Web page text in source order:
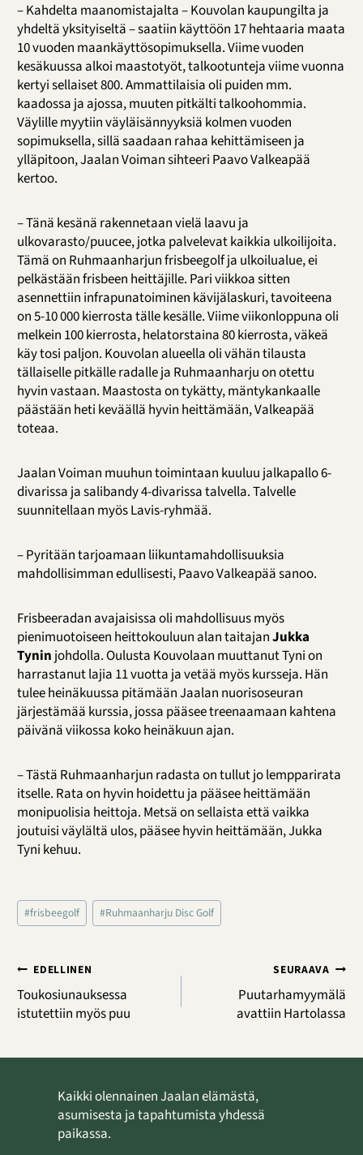
– Kahdelta maanomistajalta – Kouvolan kaupungilta ja
yhdeltä yksityiseltä – saatiin käyttöön 17 hehtaaria maata
10 vuoden maankäyttösopimuksella. Viime vuoden
kesäkuussa alkoi maastotyöt, talkootunteja viime vuonna
kertyi sellaiset 800. Ammattilaisia oli puiden mm.
kaadossa ja ajossa, muuten pitkälti talkoohommia.
Väylille myytiin väyläisännyyksiä kolmen vuoden
sopimuksella, sillä saadaan rahaa kehittämiseen ja
ylläpitoon, Jaalan Voiman sihteeri Paavo Valkeapää
kertoo.
– Tänä kesänä rakennetaan vielä laavu ja
ulkovarasto/puucee, jotka palvelevat kaikkia ulkoilijoita.
Tämä on Ruhmaanharjun frisbeegolf ja ulkoilualue, ei
pelkästään frisbeen heittäjille. Pari viikkoa sitten
asennettiin infrapunatoiminen kävijälaskuri, tavoiteena
on 5-10 000 kierrosta tälle kesälle. Viime viikonloppuna oli
melkein 100 kierrosta, helatorstaina 80 kierrosta, väkeä
käy tosi paljon. Kouvolan alueella oli vähän tilausta
tällaiselle pitkälle radalle ja Ruhmaanharju on otettu
hyvin vastaan. Maastosta on tykätty, mäntykankaalle
päästään heti keväällä hyvin heittämään, Valkeapää
toteaa.
Jaalan Voiman muuhun toimintaan kuuluu jalkapallo 6-
divarissa ja salibandy 4-divarissa talvella. Talvelle
suunnitellaan myös Lavis-ryhmää.
– Pyritään tarjoamaan liikuntamahdollisuuksia
mahdollisimman edullisesti, Paavo Valkeapää sanoo.
Frisbeeradan avajaisissa oli mahdollisuus myös
pienimuotoiseen heittokouluun alan taitajanJukka
Tynin johdolla. Oulusta Kouvolaan muuttanut Tyni on
harrastanut lajia 11 vuotta ja vetää myös kursseja. Hän
tulee heinäkuussa pitämään Jaalan nuorisoseuran
järjestämää kurssia, jossa pääsee treenaamaan kahtena
päivänä viikossa koko heinäkuun ajan.
– Tästä Ruhmaanharjun radasta on tullut jo lempparirata
itselle. Rata on hyvin hoidettu ja pääsee heittämään
monipuolisia heittoja. Metsä on sellaista että vaikka
joutuisi väylältä ulos, pääsee hyvin heittämään, Jukka
Tyni kehuu.
Avainsanat:
#frisbeegolf #Ruhmaanharju Disc Golf
Artikkelien
selaus
EDELLINEN
Toukosiunauksessa
istutettiin myös puu
SEURAAVA
Puutarhamyymälä
avattiin Hartolassa
Kaikki olennainen Jaalan elämästä,
asumisesta ja tapahtumista yhdessä
paikassa.